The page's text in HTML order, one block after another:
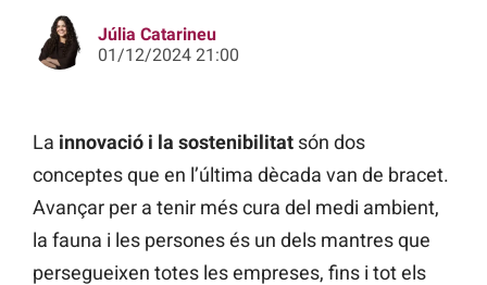
Júlia Catarineu
01/12/2024 21:00
La innovació i la sostenibilitat són dos
conceptes que en l’última dècada van de bracet.
Avançar per a tenir més cura del medi ambient,
la fauna i les persones és un dels mantres que
persegueixen totes les empreses, fins i tot els